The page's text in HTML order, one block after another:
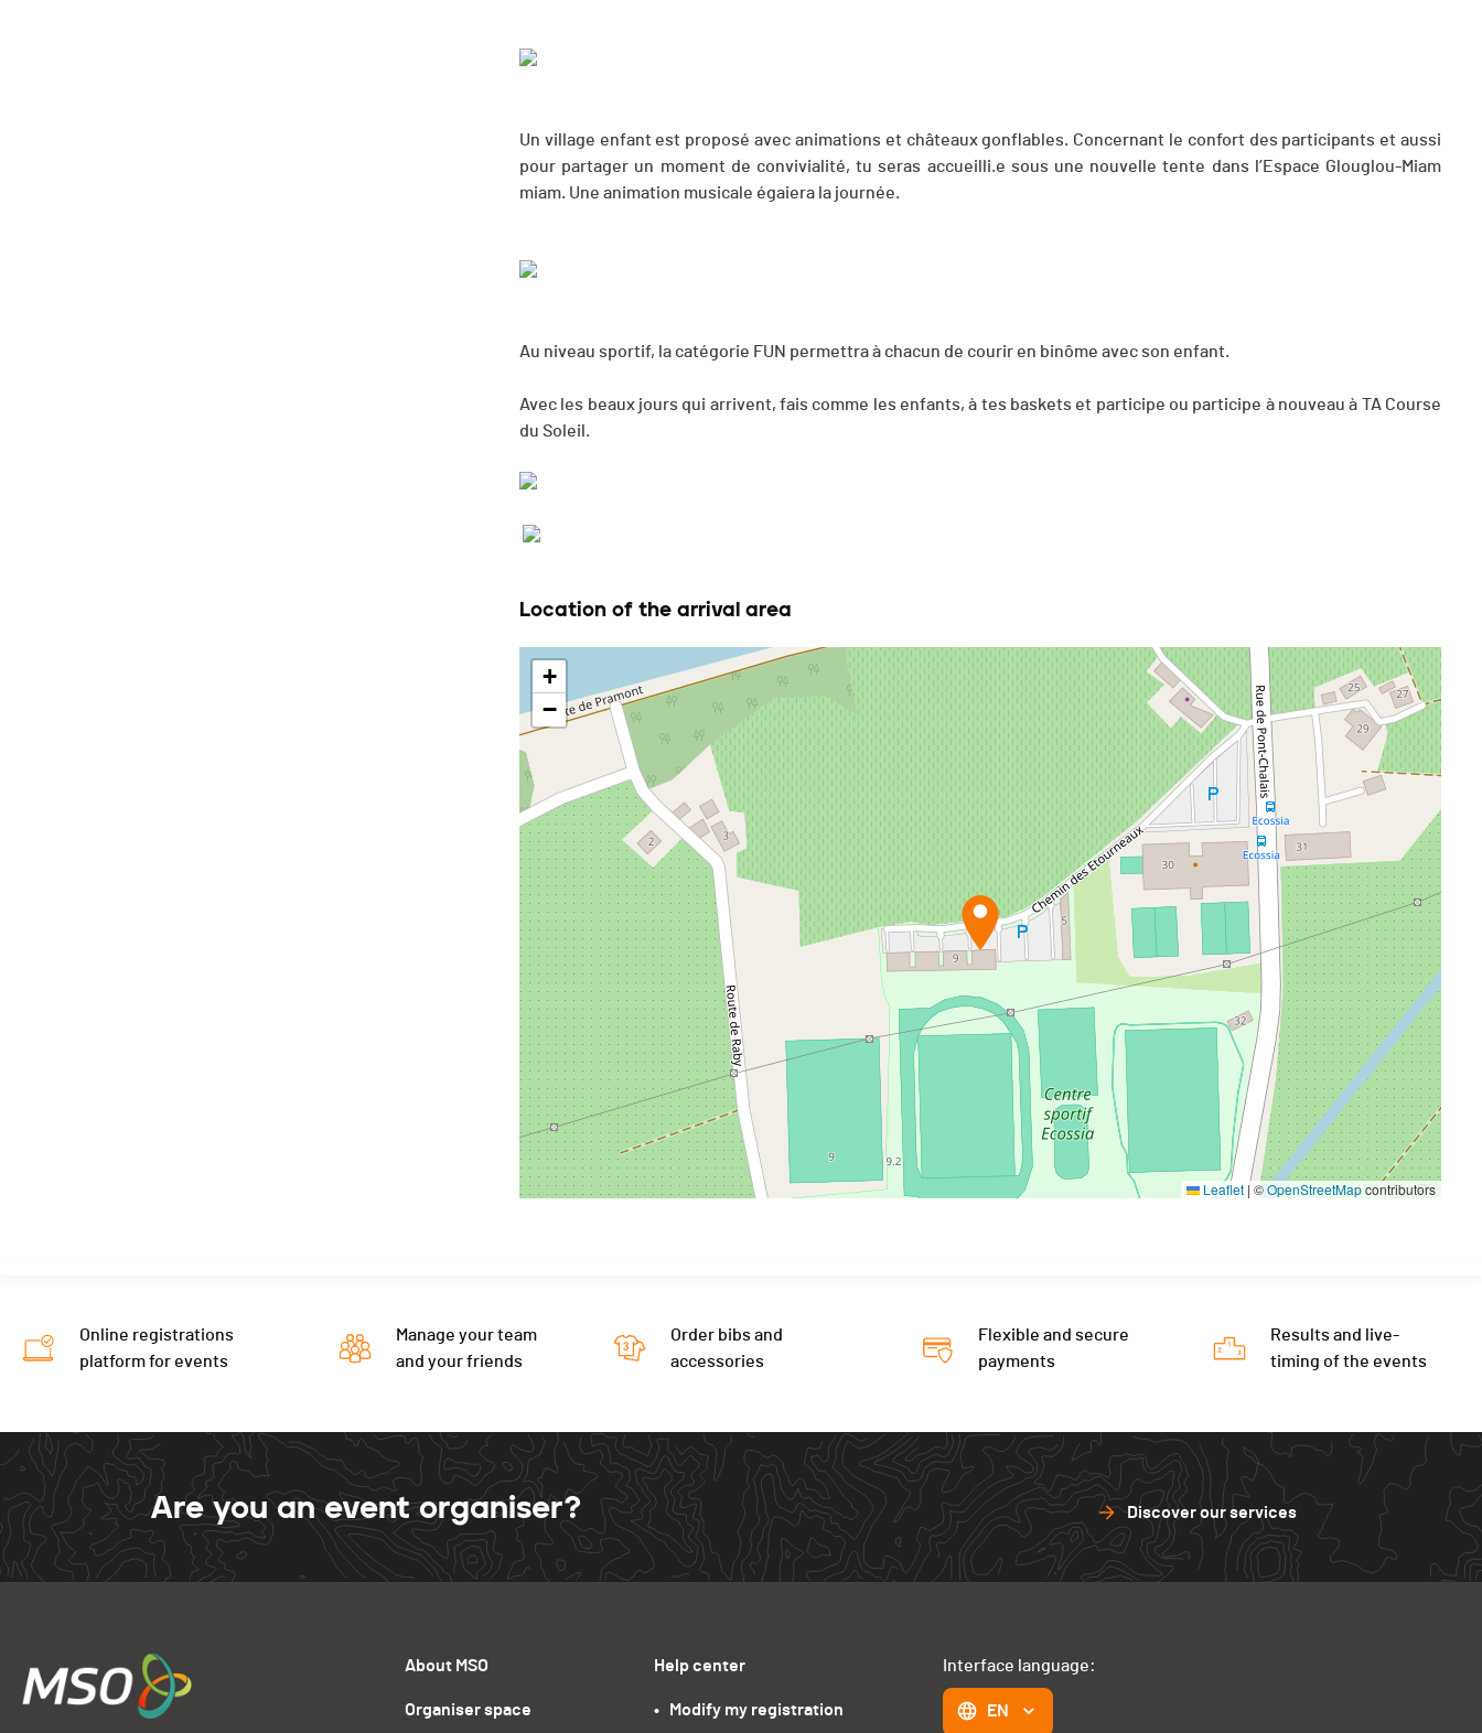
Un village enfant est proposé avec animations et châteaux gonflables. Concernant le confort des participants et aussi
pour partager un moment de convivialité, tu seras accueilli.e sous une nouvelle tente dans l’Espace Glouglou-Miam
miam. Une animation musicale égaiera la journée.
Au niveau sportif, la catégorie FUN permettra à chacun de courir en binôme avec son enfant.
Avec les beaux jours qui arrivent, fais comme les enfants, à tes baskets et participe ou participe à nouveau à TA Course
du Soleil.
Location of the arrival area
+
−
Leaflet | ©OpenStreetMapcontributors
Online registrations
platform for events
Manage your team
and your friends
Order bibs and
accessories
Flexible and secure
payments
Results and live-
timing of the events
Are you an event organiser? Discover our services
About MSO
Organiser space
Help center
•   Modify my registration
Interface language:
EN